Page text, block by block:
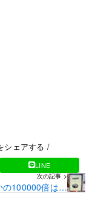
シェアする /
LINE
次の記事 >
の100000倍は苦
々を頑張ってい